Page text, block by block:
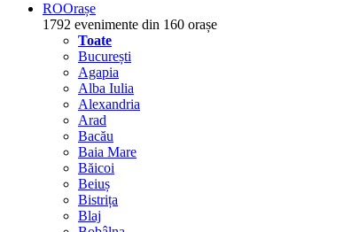
ROOrașe
1792 evenimente din 160 orașe
Toate
București
Agapia
Alba Iulia
Alexandria
Arad
Bacău
Baia Mare
Băicoi
Beiuș
Bistrița
Blaj